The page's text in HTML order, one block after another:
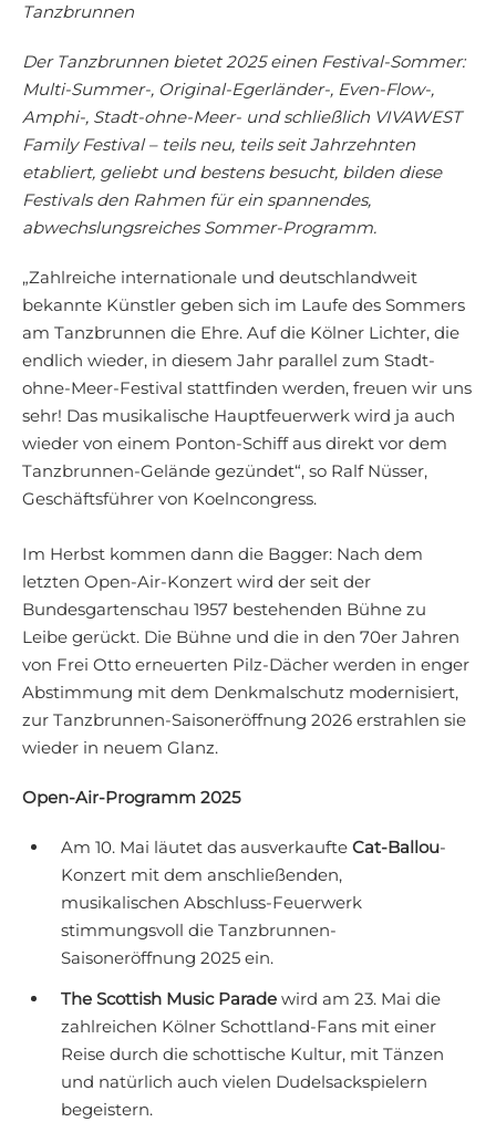
Tanzbrunnen
Der Tanzbrunnen bietet 2025 einen Festival-Sommer:
Multi-Summer-, Original-Egerländer-, Even-Flow-,
Amphi-, Stadt-ohne-Meer- und schließlich VIVAWEST
Family Festival – teils neu, teils seit Jahrzehnten
etabliert, geliebt und bestens besucht, bilden diese
Festivals den Rahmen für ein spannendes,
abwechslungsreiches Sommer-Programm.
„Zahlreiche internationale und deutschlandweit
bekannte Künstler geben sich im Laufe des Sommers
am Tanzbrunnen die Ehre. Auf die Kölner Lichter, die
endlich wieder, in diesem Jahr parallel zum Stadt-
ohne-Meer-Festival stattfinden werden, freuen wir uns
sehr! Das musikalische Hauptfeuerwerk wird ja auch
wieder von einem Ponton-Schiff aus direkt vor dem
Tanzbrunnen-Gelände gezündet“, so Ralf Nüsser,
Geschäftsführer von Koelncongress.
Im Herbst kommen dann die Bagger: Nach dem
letzten Open-Air-Konzert wird der seit der
Bundesgartenschau 1957 bestehenden Bühne zu
Leibe gerückt. Die Bühne und die in den 70er Jahren
von Frei Otto erneuerten Pilz-Dächer werden in enger
Abstimmung mit dem Denkmalschutz modernisiert,
zur Tanzbrunnen-Saisoneröffnung 2026 erstrahlen sie
wieder in neuem Glanz.
Open-Air-Programm 2025
Am 10. Mai läutet das ausverkaufte Cat-Ballou-
Konzert mit dem anschließenden,
musikalischen Abschluss-Feuerwerk
stimmungsvoll die Tanzbrunnen-
Saisoneröffnung 2025 ein.
The Scottish Music Parade wird am 23. Mai die
zahlreichen Kölner Schottland-Fans mit einer
Reise durch die schottische Kultur, mit Tänzen
und natürlich auch vielen Dudelsackspielern
begeistern.